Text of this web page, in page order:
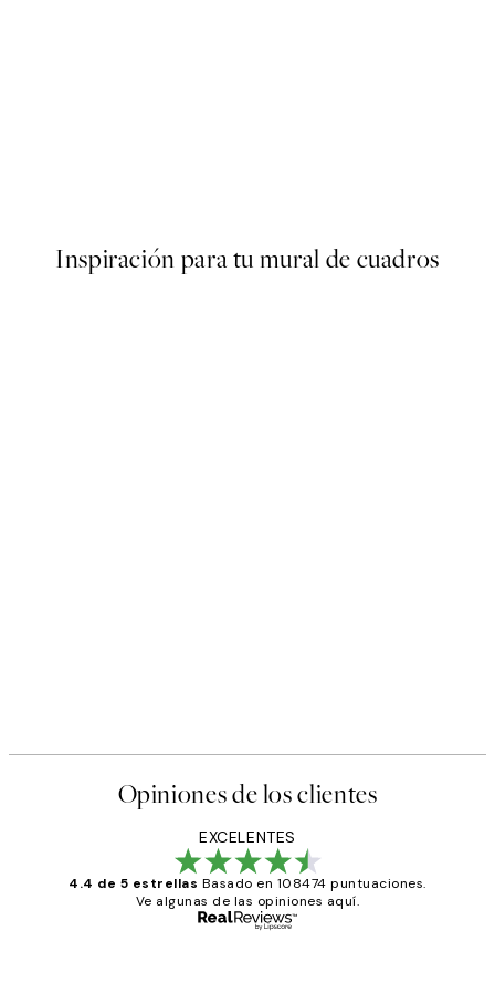
Inspiración para tu mural de cuadros
Opiniones de los clientes
EXCELENTES
4.4 de 5 estrellas Basado en 108474 puntuaciones.
Ve algunas de las opiniones aquí.